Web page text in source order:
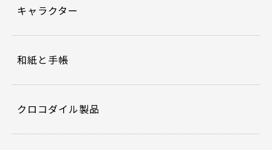
キャラクター
和紙と手帳
クロコダイル製品